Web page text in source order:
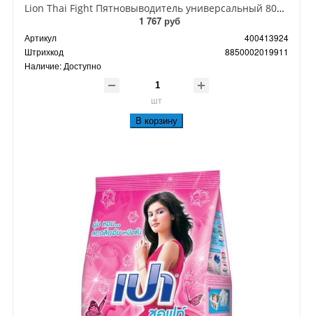
Lion Thai Fight Пятновыводитель универсальный 800 мл запасной блок
1 767 руб
Артикул
400413924
Штрихкод
8850002019911
Наличие: Доступно
шт
В корзину